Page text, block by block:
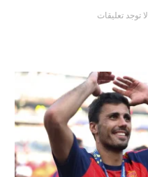
لا توجد تعليقات